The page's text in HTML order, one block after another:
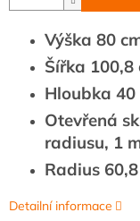
Výška 80
Šířka 100,8
Hloubka 40
Otevřená
radiusu, 1
Radius
Detailní informace